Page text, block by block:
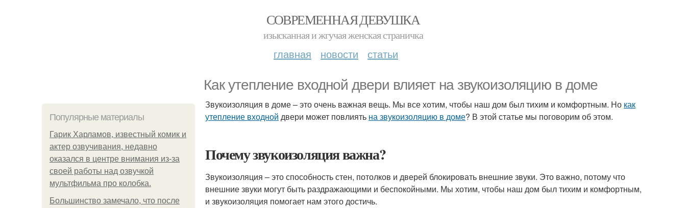
СОВРЕМЕННАЯ ДЕВУШКА
изысканная и жгучая женская страничка
главная новости статьи
Как утепление входной двери влияет на звукоизоляцию в доме
Популярные материалы
Гарик Харламов, известный комик и
актер озвучивания, недавно
оказался в центре внимания из-за
своей работы над озвучкой
мультфильма про колобка.
Большинство замечало, что после
Звукоизоляция в доме – это очень важная вещь. Мы все хотим, чтобы наш дом был тихим и комфортным. Но как
утепление входной двери может повлиять на звукоизоляцию в доме? В этой статье мы поговорим об этом.
Почему звукоизоляция важна?
Звукоизоляция – это способность стен, потолков и дверей блокировать внешние звуки. Это важно, потому что
внешние звуки могут быть раздражающими и беспокойными. Мы хотим, чтобы наш дом был тихим и комфортным,
и звукоизоляция помогает нам этого достичь.